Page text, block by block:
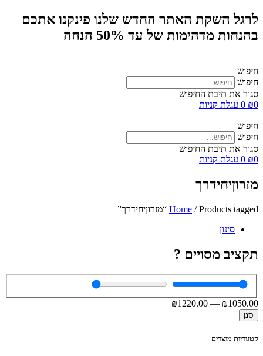
לרגל השקת האתר החדש שלנו פינקנו אתכם
בהנחות מדהימות של עד 50% הנחה
חיפוש
חיפוש
סגור את תיבת החיפוש
₪0
0 עגלת קניות
חיפוש
חיפוש
סגור את תיבת החיפוש
₪0
0 עגלת קניות
מזרוןיחידרך
Home / Products tagged “מזרוןיחידרך”
סינון
תקציב מסויים ?
₪1050.00
—
₪1220.00
סנן
קטגוריות מוצרים